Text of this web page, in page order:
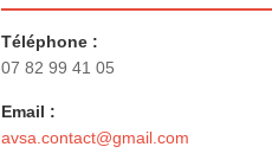
Téléphone :
07 82 99 41 05
Email :
avsa.contact@gmail.com